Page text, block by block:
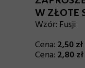
W ZŁOTE
Wzór: Fusji
Cena: 2,50
Cena: 2,80